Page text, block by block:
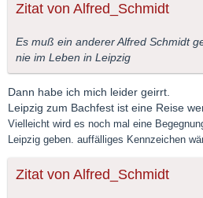
Zitat von Alfred_Schmidt
Es muß ein anderer Alfred Schmidt
nie im Leben in Leipzig
Dann habe ich mich leider geirrt.
Leipzig zum Bachfest ist eine Reise
Vielleicht wird es noch mal eine
Leipzig geben. auffälliges Kennzeichen
Zitat von Alfred_Schmidt